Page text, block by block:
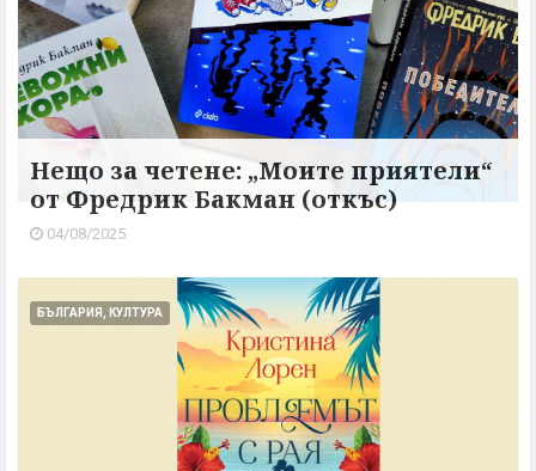
Нещо за четене: „Моите приятели“
от Фредрик Бакман (откъс)
04/08/2025
БЪЛГАРИЯ, КУЛТУРА